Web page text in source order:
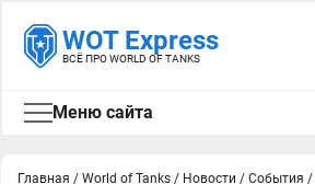
WOT Express
ВСЁ ПРО WORLD OF TANKS
Меню сайта
Главная / World of Tanks / Новости / События /